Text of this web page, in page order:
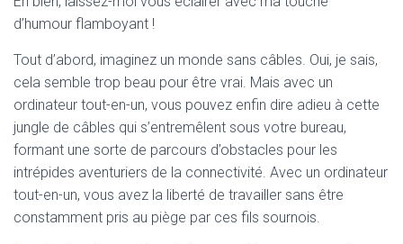
d’humour flamboyant !
Tout d’abord, imaginez un monde sans câbles. Oui, je sais,
cela semble trop beau pour être vrai. Mais avec un
ordinateur tout-en-un, vous pouvez enfin dire adieu à cette
jungle de câbles qui s’entremêlent sous votre bureau,
formant une sorte de parcours d’obstacles pour les
intrépides aventuriers de la connectivité. Avec un ordinateur
tout-en-un, vous avez la liberté de travailler sans être
constamment pris au piège par ces fils sournois.